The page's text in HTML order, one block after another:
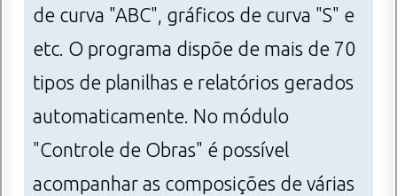
de curva "ABC", gráficos de curva "S" e
etc. O programa dispõe de mais de 70
tipos de planilhas e relatórios gerados
automaticamente. No módulo
"Controle de Obras" é possível
acompanhar as composições de várias